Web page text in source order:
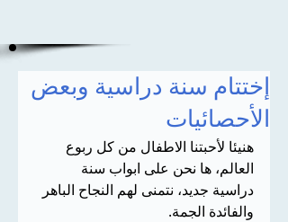
إختتام سنة دراسية وبعض
الأحصائيات
هنيئا لأحبتنا الاطفال من كل ربوع
العالم، ها نحن على ابواب سنة
دراسية جديد، نتمنى لهم النجاح الباهر
والفائدة الجمة.